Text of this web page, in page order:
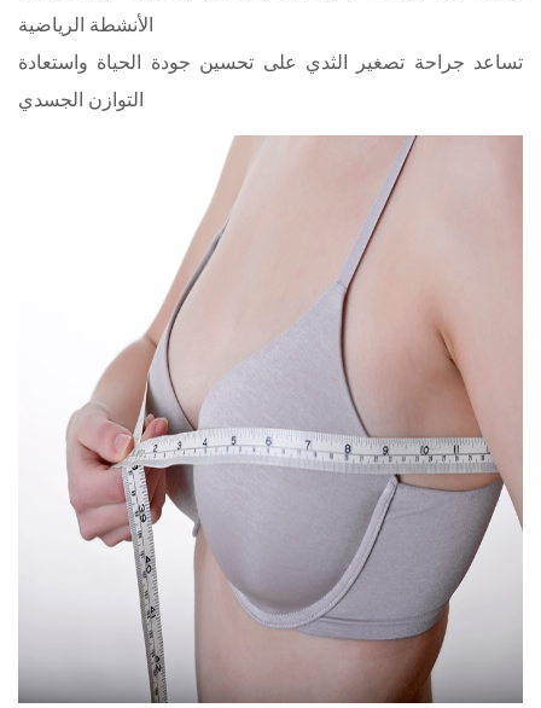
الأنشطة الرياضية
تساعد جراحة تصغير الثدي على تحسين جودة الحياة واستعادة
التوازن الجسدي